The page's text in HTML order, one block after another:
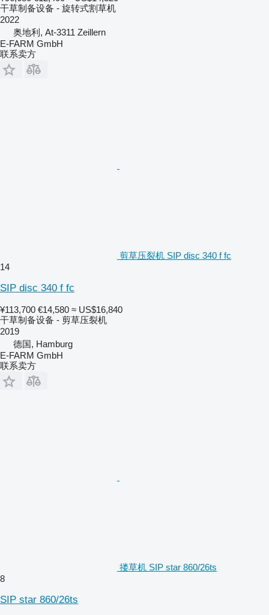
干草制备设备 - 旋转式割草机
2022
奥地利, At-3311 Zeillern
E-FARM GmbH
联系卖方
剪草压裂机 SIP disc 340 f fc
14
SIP disc 340 f fc
¥113,700 €14,580 ≈ US$16,840
干草制备设备 - 剪草压裂机
2019
德国, Hamburg
E-FARM GmbH
联系卖方
搂草机 SIP star 860/26ts
8
SIP star 860/26ts